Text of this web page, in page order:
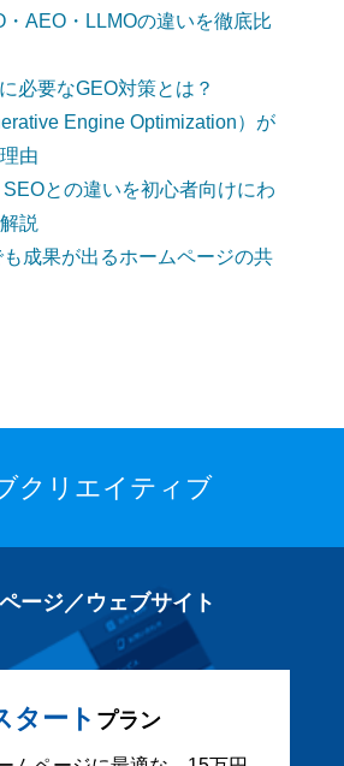
・AEO・LLMOの違いを徹底比
必要なGEO対策とは？
Engine Optimization）が
由
との違いを初心者向けにわ
説
成果が出るホームページの共
クリエイティブ
ージ／ウェブサイト
タート プラン